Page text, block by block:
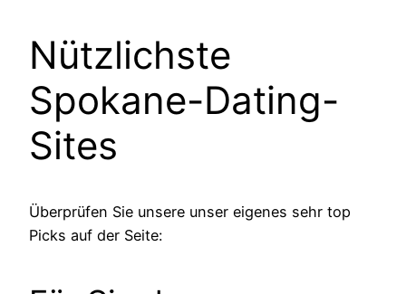
Nützlichste
Spokane-Dating-
Sites
Überprüfen Sie unsere unser eigenes sehr top
Picks auf der Seite: